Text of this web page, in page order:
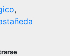
,